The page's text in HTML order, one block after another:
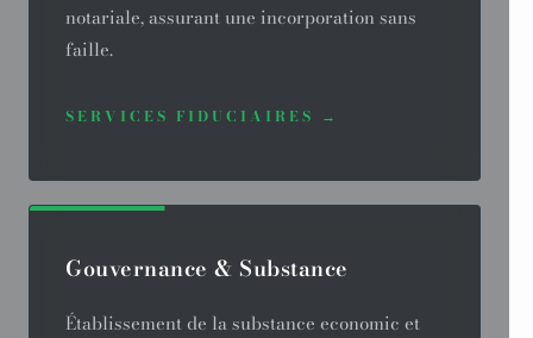
notariale, assurant une incorporation sans
faille.
SERVICES FIDUCIAIRES →
Gouvernance & Substance
Établissement de la substance economic et